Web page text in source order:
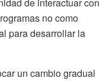
de interactuar con
no como
para desarrollar la
un cambio gradual